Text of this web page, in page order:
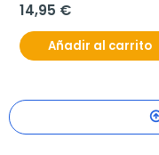
14,95 €
Añadir al carrito